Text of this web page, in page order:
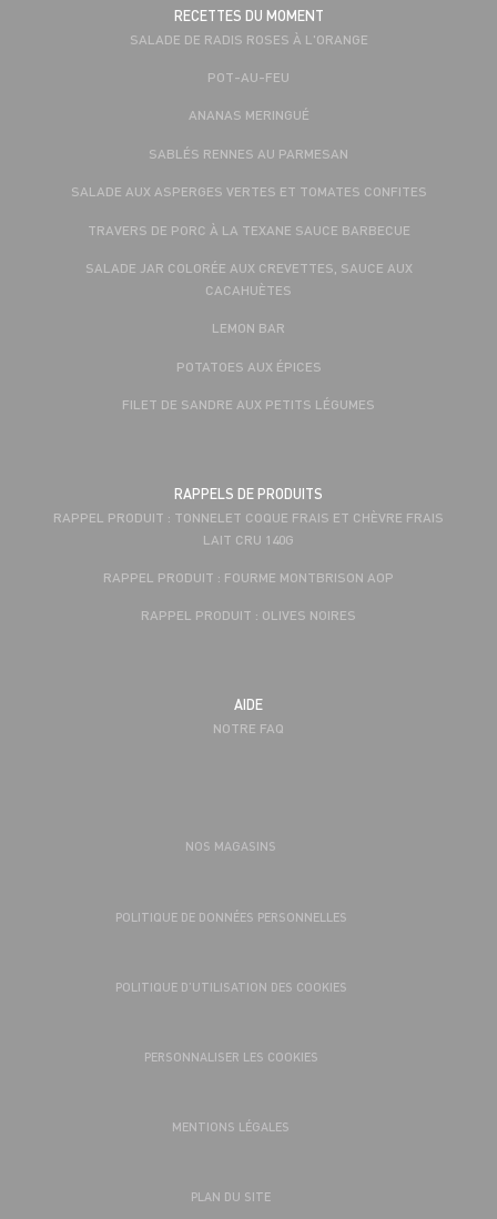
RECETTES DU MOMENT
SALADE DE RADIS ROSES À L'ORANGE
POT-AU-FEU
ANANAS MERINGUÉ
SABLÉS RENNES AU PARMESAN
SALADE AUX ASPERGES VERTES ET TOMATES CONFITES
TRAVERS DE PORC À LA TEXANE SAUCE BARBECUE
SALADE JAR COLORÉE AUX CREVETTES, SAUCE AUX
CACAHUÈTES
LEMON BAR
POTATOES AUX ÉPICES
FILET DE SANDRE AUX PETITS LÉGUMES
RAPPELS DE PRODUITS
RAPPEL PRODUIT : TONNELET COQUE FRAIS ET CHÈVRE FRAIS
LAIT CRU 140G
RAPPEL PRODUIT : FOURME MONTBRISON AOP
RAPPEL PRODUIT : OLIVES NOIRES
AIDE
NOTRE FAQ
NOS MAGASINS
POLITIQUE DE DONNÉES PERSONNELLES
POLITIQUE D’UTILISATION DES COOKIES
PERSONNALISER LES COOKIES
MENTIONS LÉGALES
PLAN DU SITE